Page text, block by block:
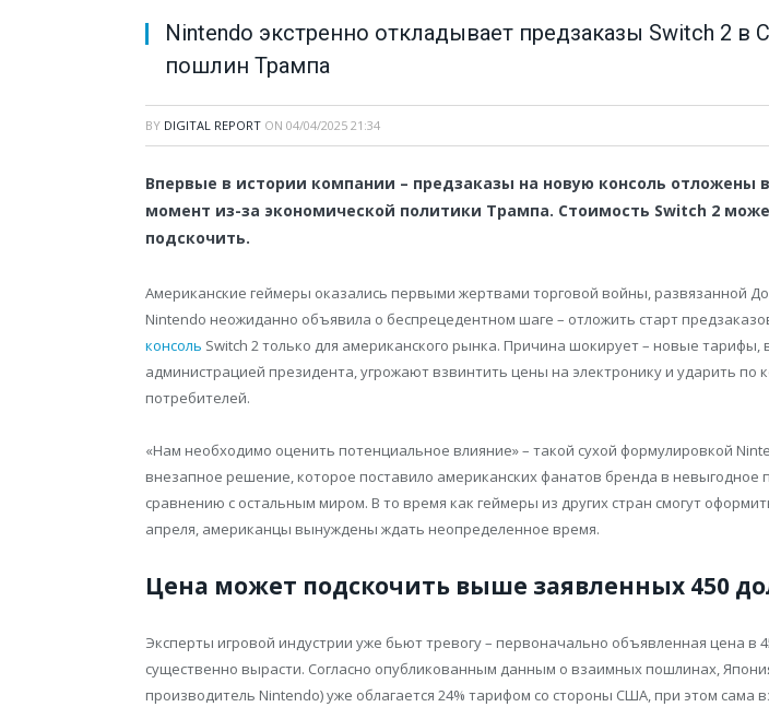
Nintendo экстренно откладывает предзаказы Switch 2 в
пошлин Трампа
BY DIGITAL REPORT ON 04/04/2025 21:34
Впервые в истории компании – предзаказы на новую консоль отложены
момент из-за экономической политики Трампа. Стоимость Switch 2
подскочить.
Американские геймеры оказались первыми жертвами торговой войны, развязанной
Nintendo неожиданно объявила о беспрецедентном шаге – отложить старт
консоль Switch 2 только для американского рынка. Причина шокирует – новые тарифы,
администрацией президента, угрожают взвинтить цены на электронику и ударить по
потребителей.
«Нам необходимо оценить потенциальное влияние» – такой сухой формулировкой
внезапное решение, которое поставило американских фанатов бренда в невыгодное
сравнению с остальным миром. В то время как геймеры из других стран смогут
апреля, американцы вынуждены ждать неопределенное время.
Цена может подскочить выше заявленных 450
Эксперты игровой индустрии уже бьют тревогу – первоначально объявленная цена в
существенно вырасти. Согласно опубликованным данным о взаимных пошлинах,
производитель Nintendo) уже облагается 24% тарифом со стороны США, при этом сама